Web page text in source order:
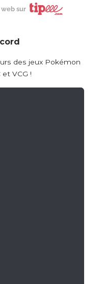
sur
des jeux Pokémon
et VCG !